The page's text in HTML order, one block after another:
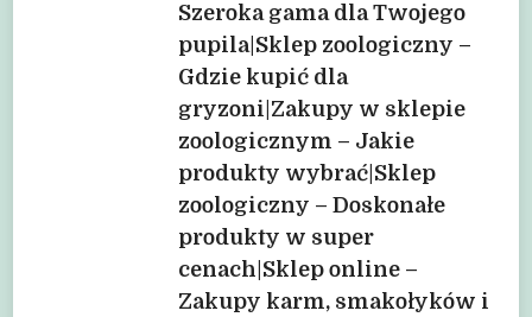
Szeroka gama dla Twojego
pupila|Sklep zoologiczny –
Gdzie kupić dla
gryzoni|Zakupy w sklepie
zoologicznym – Jakie
produkty wybrać|Sklep
zoologiczny – Doskonałe
produkty w super
cenach|Sklep online –
Zakupy karm, smakołyków i